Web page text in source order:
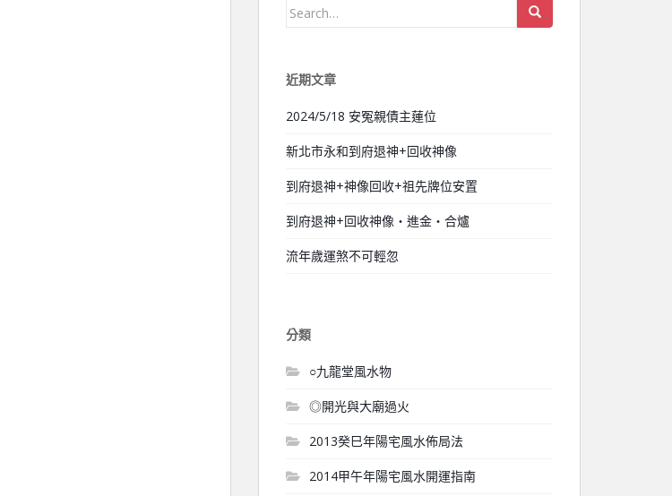
Search for:
近期文章
2024/5/18 安冤親債主蓮位
新北市永和到府退神+回收神像
到府退神+神像回收+祖先牌位安置
到府退神+回收神像‧進金‧合爐
流年歲運煞不可輕忽
分類
○九龍堂風水物
◎開光與大廟過火
2013癸巳年陽宅風水佈局法
2014甲午年陽宅風水開運指南